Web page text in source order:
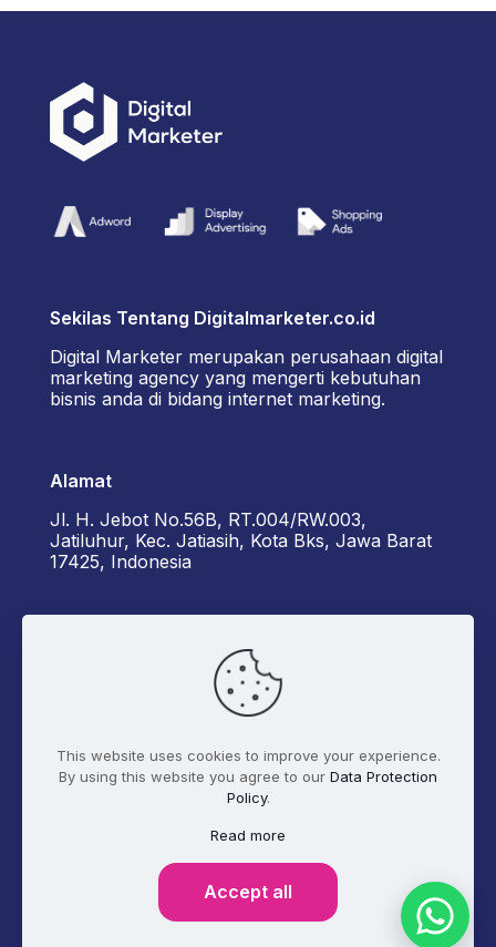
Sekilas Tentang Digitalmarketer.co.id
Digital Marketer merupakan perusahaan digital
marketing agency yang mengerti kebutuhan
bisnis anda di bidang internet marketing.
Alamat
Jl. H. Jebot No.56B, RT.004/RW.003,
Jatiluhur, Kec. Jatiasih, Kota Bks, Jawa Barat
17425, Indonesia
+6285162929922 - Diorama
admin@digitalmarketer.co.id
© 2017 - 2026 Digitalmarketer.co.id. All Rights
This website uses cookies to improve your experience.
By using this website you agree to our Data Protection
Policy.
Read more
Accept all